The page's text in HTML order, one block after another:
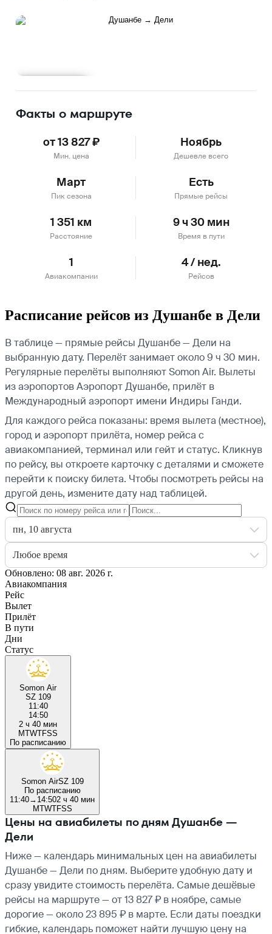
Факты о маршруте
от 13 827 ₽
Мин. цена
Ноябрь
Дешевле всего
Март
Пик сезона
Есть
Прямые рейсы
1 351 км
Расстояние
9 ч 30 мин
Время в пути
1
Авиакомпании
4 / нед.
Рейсов
Расписание рейсов из Душанбе в Дели
В таблице — прямые рейсы Душанбе — Дели на
выбранную дату. Перелёт занимает около 9 ч 30 мин.
Регулярные перелёты выполняют Somon Air. Вылеты
из аэропортов Аэропорт Душанбе, прилёт в
Международный аэропорт имени Индиры Ганди.
Для каждого рейса показаны: время вылета (местное),
город и аэропорт прилёта, номер рейса с
авиакомпанией, терминал или гейт и статус. Кликнув
по рейсу, вы откроете карточку с деталями и сможете
перейти к поиску билета. Чтобы посмотреть рейсы на
другой день, измените дату над таблицей.
пн, 10 августа
Любое время
Обновлено: 08 авг. 2026 г.
Авиакомпания
Рейс
Вылет
Прилёт
В пути
Дни
Статус
Somon Air
SZ 109
11:40
14:50
2 ч 40 мин
MTWTFSS
По расписанию
Somon AirSZ 109
По расписанию
11:40→ 14:502 ч 40 мин
MTWTFSS
Цены на авиабилеты по дням Душанбе —
Дели
Ниже — календарь минимальных цен на авиабилеты
Душанбе — Дели по дням. Выберите удобную дату и
сразу увидите стоимость перелёта. Самые дешёвые
рейсы на маршруте — от 13 827 ₽ в ноябре, самые
дорогие — около 23 895 ₽ в марте. Если даты поездки
гибкие, календарь поможет найти лучшую цену на